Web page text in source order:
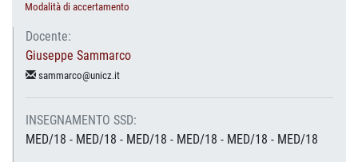
Modalità di accertamento
Docente:
Giuseppe Sammarco
sammarco@unicz.it
INSEGNAMENTO SSD:
MED/18 - MED/18 - MED/18 - MED/18 - MED/18 - MED/18